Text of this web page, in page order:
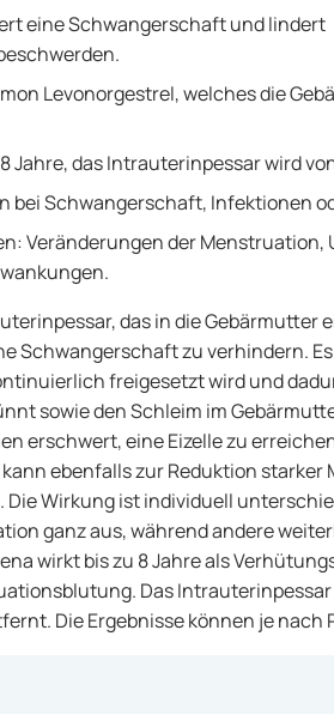
eine Schwangerschaft und lindert
Levonorgestrel, welches die
Jahre, das Intrauterinpessar wird
bei Schwangerschaft, Infektionen
Veränderungen der Menstruation,
das in die Gebärmutter
Schwangerschaft zu verhindern.
freigesetzt wird und
sowie den Schleim im
erschwert, eine Eizelle zu
ebenfalls zur Reduktion
Die Wirkung ist individuell
ganz aus, während andere
wirkt bis zu 8 Jahre als
Das
Die Ergebnisse können je nach